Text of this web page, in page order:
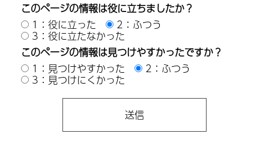
このページの情報は役に立ちましたか？
1：役に立った
2：ふつう
3：役に立たなかった
このページの情報は見つけやすかったですか？
1：見つけやすかった
2：ふつう
3：見つけにくかった